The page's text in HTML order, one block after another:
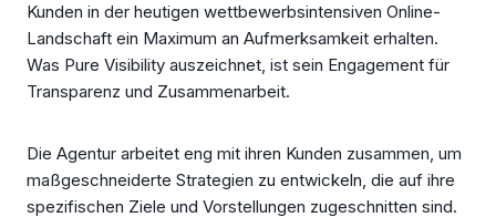
Kunden in der heutigen wettbewerbsintensiven Online-
Landschaft ein Maximum an Aufmerksamkeit erhalten.
Was Pure Visibility auszeichnet, ist sein Engagement für
Transparenz und Zusammenarbeit.
Die Agentur arbeitet eng mit ihren Kunden zusammen, um
maßgeschneiderte Strategien zu entwickeln, die auf ihre
spezifischen Ziele und Vorstellungen zugeschnitten sind.